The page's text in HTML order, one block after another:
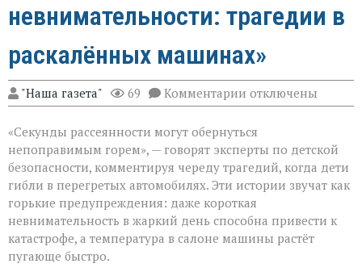
невнимательности: трагедии в
раскалённых машинах»
"Наша газета" 69 Комментарии к
записи
не
прощает
невнимательности:
трагедии
в
раскалённых
машинах»
отключены
«Секунды рассеянности могут обернуться
непоправимым горем», — говорят эксперты по детской
безопасности, комментируя череду трагедий, когда дети
гибли в перегретых автомобилях. Эти истории звучат как
горькие предупреждения: даже короткая
невнимательность в жаркий день способна привести к
катастрофе, а температура в салоне машины растёт
пугающе быстро.